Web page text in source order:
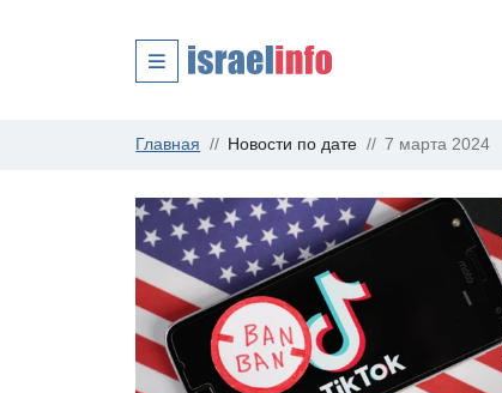
Главная Новости по дате 7 марта 2024